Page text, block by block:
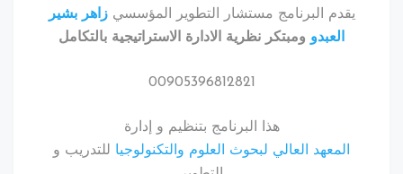
البرنامج مستشار التطوير المؤسسي زاهر بشير
ومبتكر نظرية الادارة الاستراتيجية بالتكامل
00905396812821
هذا البرنامج بتنظيم و إدارة
العالي لبحوث العلوم والتكنولوجيا للتدريب و